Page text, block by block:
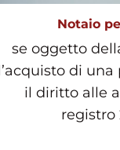
Notaio
se oggetto
di
il diritto alle
registro